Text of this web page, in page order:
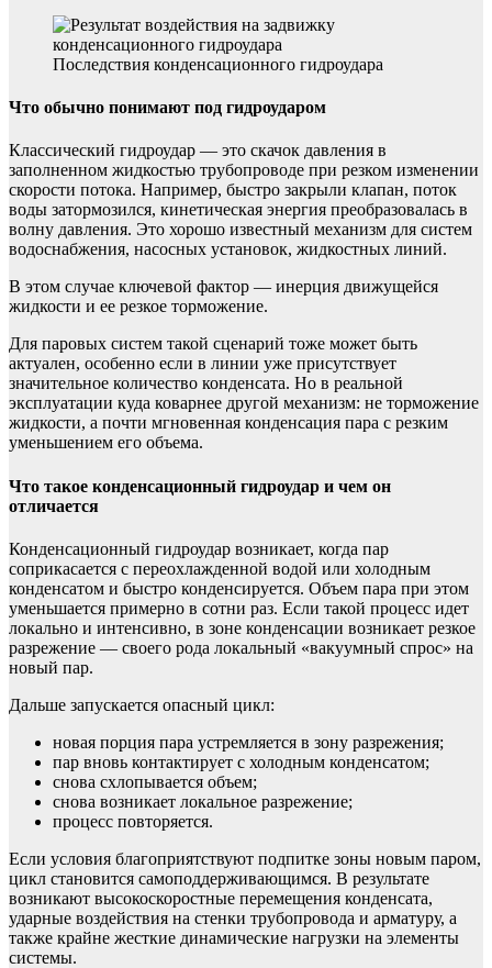
Последствия конденсационного гидроудара
Что обычно понимают под гидроударом
Классический гидроудар — это скачок давления в
заполненном жидкостью трубопроводе при резком изменении
скорости потока. Например, быстро закрыли клапан, поток
воды затормозился, кинетическая энергия преобразовалась в
волну давления. Это хорошо известный механизм для систем
водоснабжения, насосных установок, жидкостных линий.
В этом случае ключевой фактор — инерция движущейся
жидкости и ее резкое торможение.
Для паровых систем такой сценарий тоже может быть
актуален, особенно если в линии уже присутствует
значительное количество конденсата. Но в реальной
эксплуатации куда коварнее другой механизм: не торможение
жидкости, а почти мгновенная конденсация пара с резким
уменьшением его объема.
Что такое конденсационный гидроудар и чем он
отличается
Конденсационный гидроудар возникает, когда пар
соприкасается с переохлажденной водой или холодным
конденсатом и быстро конденсируется. Объем пара при этом
уменьшается примерно в сотни раз. Если такой процесс идет
локально и интенсивно, в зоне конденсации возникает резкое
разрежение — своего рода локальный «вакуумный спрос» на
новый пар.
Дальше запускается опасный цикл:
новая порция пара устремляется в зону разрежения;
пар вновь контактирует с холодным конденсатом;
снова схлопывается объем;
снова возникает локальное разрежение;
процесс повторяется.
Если условия благоприятствуют подпитке зоны новым паром,
цикл становится самоподдерживающимся. В результате
возникают высокоскоростные перемещения конденсата,
ударные воздействия на стенки трубопровода и арматуру, а
также крайне жесткие динамические нагрузки на элементы
системы.